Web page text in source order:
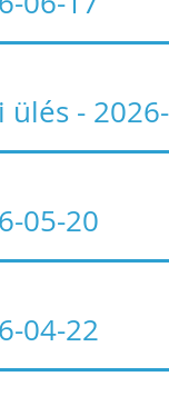
-
05-20
04-22